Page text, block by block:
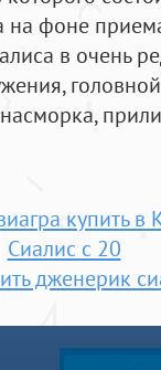
фоне
в очень
купить в
Сиалис с 20
дженерик